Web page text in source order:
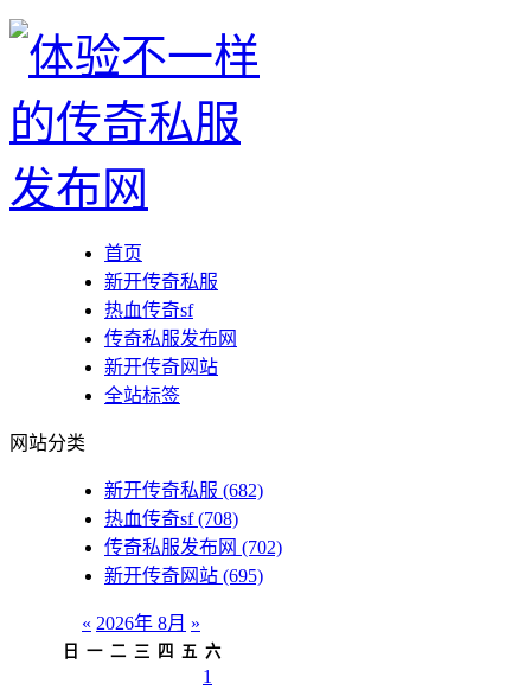
首页
新开传奇私服
热血传奇sf
传奇私服发布网
新开传奇网站
全站标签
网站分类
新开传奇私服 (682)
热血传奇sf(708)
传奇私服发布网 (702)
新开传奇网站 (695)
« 2026年 8月 »
日 一 二 三 四 五 六
1